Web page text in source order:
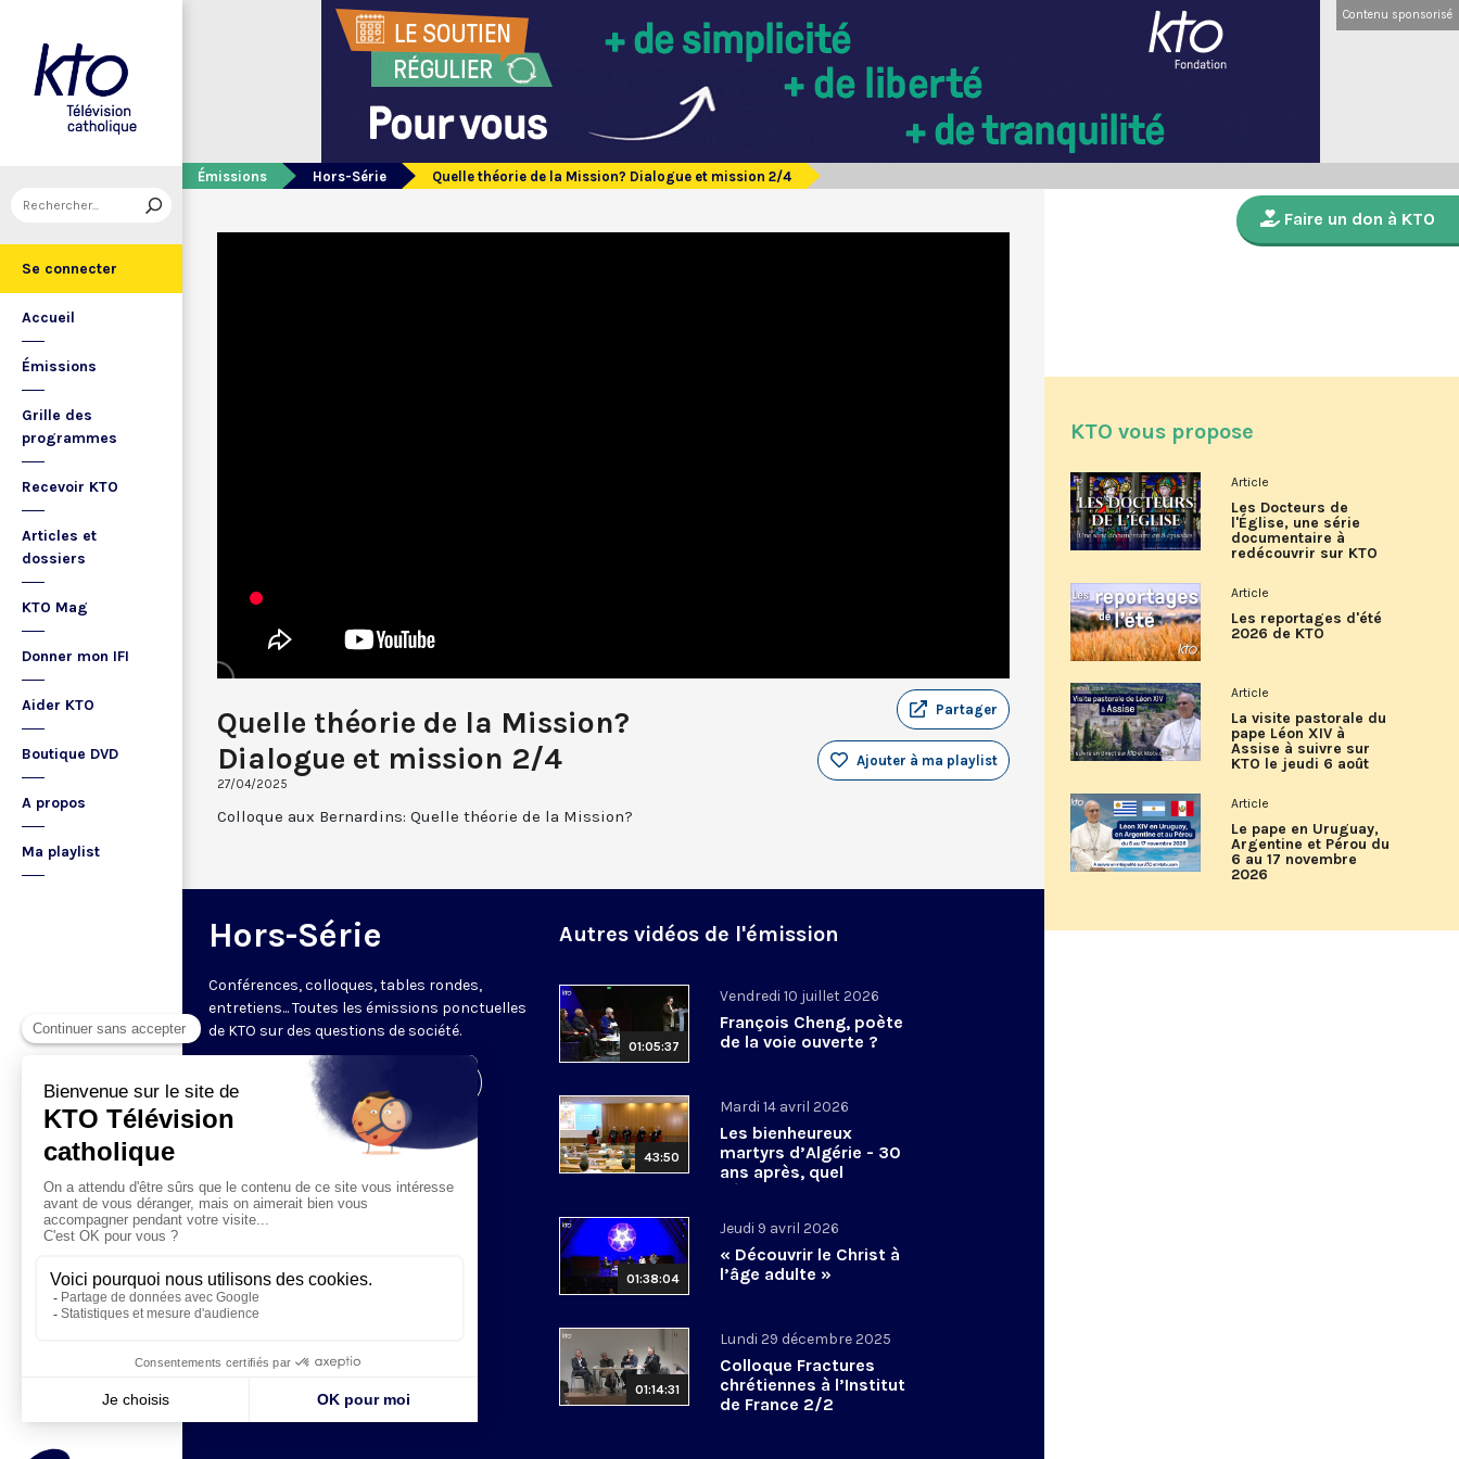
Se connecter
Accueil
Émissions
Grille des
programmes
Recevoir KTO
Articles et
dossiers
KTO Mag
Donner mon IFI
Aider KTO
Boutique DVD
A propos
Ma playlist
Contenu sponsorisé
Émissions Hors-Série Quelle théorie de la Mission? Dialogue et mission 2/4
Quelle théorie de la Mission?
Dialogue et mission 2/4
27/04/2025
Partager
Ajouter à ma playlist
Colloque aux Bernardins: Quelle théorie de la Mission?
Hors-Série
Conférences, colloques, tables rondes,
entretiens... Toutes les émissions ponctuelles
de KTO sur des questions de société.
Visiter la page de l'émission
Autres vidéos de l'émission
01:05:37
Vendredi 10 juillet 2026
François Cheng, poète
de la voie ouverte ?
43:50
Mardi 14 avril 2026
Les bienheureux
martyrs d’Algérie - 30
ans après, quel
héritage spirituel?
01:38:04
Jeudi 9 avril 2026
« Découvrir le Christ à
l’âge adulte »
01:14:31
Lundi 29 décembre 2025
Colloque Fractures
chrétiennes à l’Institut
de France 2/2
Faire un don à KTO
KTO vous propose
Article
Les Docteurs de
l'Église, une série
documentaire à
redécouvrir sur KTO
Article
Les reportages d'été
2026 de KTO
Article
La visite pastorale du
pape Léon XIV à
Assise à suivre sur
KTO le jeudi 6 août
Article
Le pape en Uruguay,
Argentine et Pérou du
6 au 17 novembre
2026